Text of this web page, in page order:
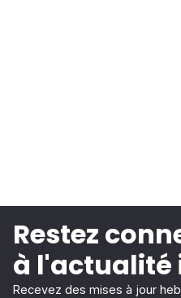
Restez
à l'actualité
Recevez des mises à jour